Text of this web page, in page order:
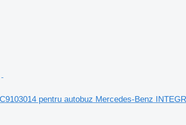
pentru autobuz Mercedes-Benz